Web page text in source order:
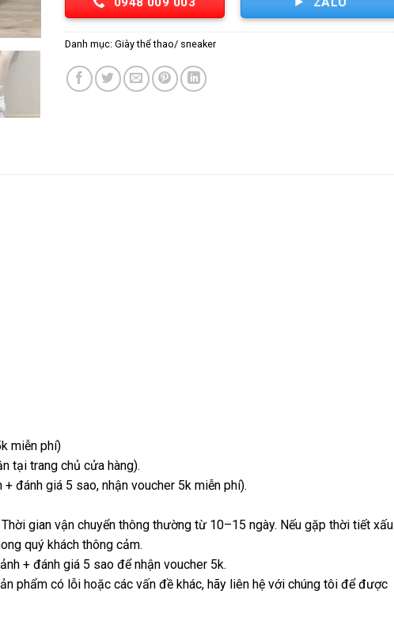
Danh mục:Giày thể thao/ sneaker
miễn phí)
tại trang chủ cửa hàng).
đánh giá 5 sao, nhận voucher 5k miễn phí).
gian vận chuyển thông thường từ 10–15 ngày. Nếu gặp thời tiết xấu
quý khách thông cảm.
+ đánh giá 5 sao để nhận voucher 5k.
phẩm có lỗi hoặc các vấn đề khác, hãy liên hệ với chúng tôi để được